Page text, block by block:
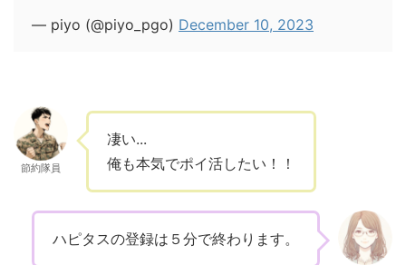
— piyo (@piyo_pgo) December 10, 2023
節約隊員
凄い...
俺も本気でポイ活したい！！
ハピタスの登録は５分で終わります。